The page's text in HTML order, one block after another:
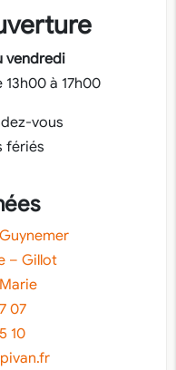
vendredi
à 17h00
vous
fériés
– Gillot
07
10